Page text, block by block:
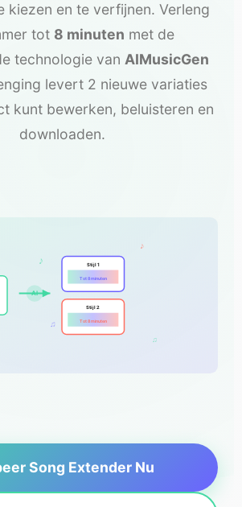
kiezen en te verfijnen. Verleng
tot 8 minuten met de
technologie van AIMusicGen
levert 2 nieuwe variaties
kunt bewerken, beluisteren en
downloaden.
AI
Stijl 1
Tot 8 minuten
Stijl 2
Tot 8 minuten
♪
♫
♪
♫
Song Extender Nu